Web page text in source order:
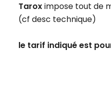
Taroximpose tout de
(cf desc technique)
le tarif indiqué est